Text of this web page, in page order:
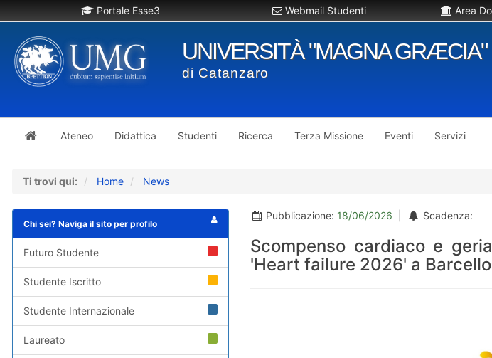
Portale Esse3 Webmail Studenti Area
UNIVERSITÀ "MAGNA GRÆCIA"
di Catanzaro
Ateneo Didattica Studenti Ricerca Terza Missione Eventi Servizi
Ti trovi qui: Home News
Chi sei? Naviga il sito per profilo
Futuro Studente
Studente Iscritto
Studente Internazionale
Laureato
Pubblicazione: 18/06/2026 Scadenza:
Scompenso cardiaco e
'Heart failure 2026' a